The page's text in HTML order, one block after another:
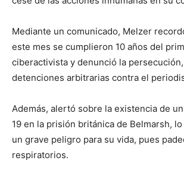
Mediante un comunicado, Melzer
este mes se cumplieron 10 años del
ciberactivista y denunció la
detenciones arbitrarias contra el
Además, alertó sobre la existencia de
19 en la prisión británica de Belmarsh,
un grave peligro para su vida, pues
respiratorios.